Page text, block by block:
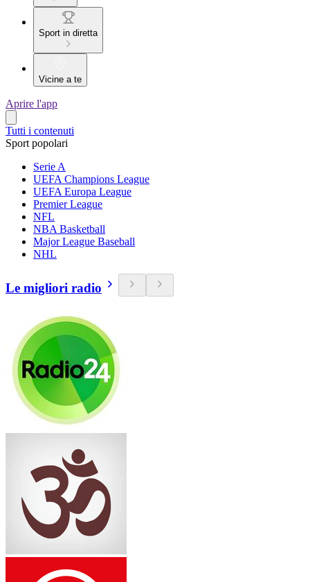
Sport in diretta
Vicine a te
Aprire l'app
Tutti i contenuti
Sport popolari
Serie A
UEFA Champions League
UEFA Europa League
Premier League
NFL
NBA Basketball
Major League Baseball
NHL
Le migliori radio